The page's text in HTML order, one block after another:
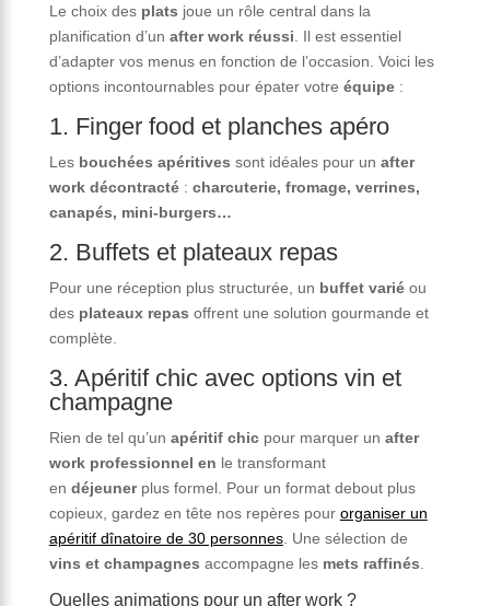
Le choix des plats joue un rôle central dans la
planification d’un after work réussi . Il est essentiel
d’adapter vos menus en fonction de l’occasion. Voici les
options incontournables pour épater votre équipe :
1. Finger food et planches apéro
Les bouchées apéritives sont idéales pour un after
work décontracté: charcuterie, fromage, verrines,
canapés, mini-burgers…
2. Buffets et plateaux repas
Pour une réception plus structurée, un buffet variéou
des plateaux repas offrent une solution gourmande et
complète.
3. Apéritif chic avec options vin et
champagne
Rien de tel qu’un apéritif chicpour marquer un after
work professionnel en le transformant
en déjeuner plus formel. Pour un format debout plus
copieux, gardez en tête nos repères pour organiser un
apéritif dînatoire de 30 personnes. Une sélection de
vins et champagnes accompagne les mets raffinés
Quelles animations pour un after work ?